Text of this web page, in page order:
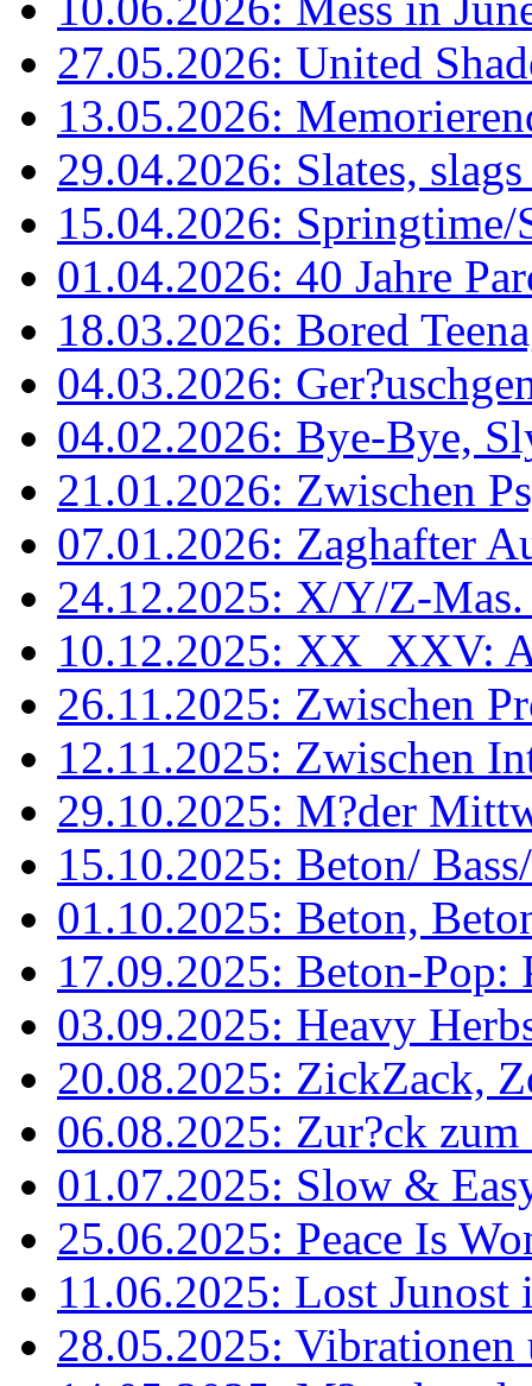
27.05.2026: United
13.05.2026:
29.04.2026: Slates,
15.04.2026:
01.04.2026: 40 Jahre
18.03.2026: Bored
04.03.2026:
04.02.2026: Bye-Bye,
21.01.2026: Zwischen
07.01.2026: Zaghafter
24.12.2025: X/Y/Z-
10.12.2025: XX_XXV:
26.11.2025: Zwischen
12.11.2025: Zwischen
29.10.2025: M?der
15.10.2025: Beton/
01.10.2025: Beton,
17.09.2025: Beton-Pop:
03.09.2025: Heavy
20.08.2025: ZickZack,
06.08.2025: Zur?ck
01.07.2025: Slow &
25.06.2025: Peace Is
11.06.2025: Lost Junost
28.05.2025: Vibrationen